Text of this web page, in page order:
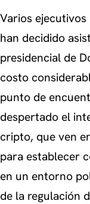
Varios
han decidido
presidencial de
costo
punto de
despertado el
cripto, que ven
para establecer
en un entorno
de la regulación